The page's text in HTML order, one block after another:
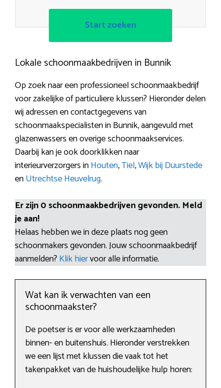
Start zoeken
Lokale schoonmaakbedrijven in Bunnik
Op zoek naar een professioneel schoonmaakbedrijf
voor zakelijke of particuliere klussen? Hieronder delen
wij adressen en contactgegevens van
schoonmaakspecialisten in Bunnik, aangevuld met
glazenwassers en overige schoonmaakservices.
Daarbij kan je ook doorklikken naar
interieurverzorgers inHouten,Tiel,Wijk bij Duurstede
enUtrechtse Heuvelrug.
Er zijn 0 schoonmaakbedrijven gevonden. Meld
je aan!
Helaas hebben we in deze plaats nog geen
schoonmakers gevonden. Jouw schoonmaakbedrijf
aanmelden? Klik hiervoor alle informatie.
Wat kan ik verwachten van een
schoonmaakster?
De poetser is er voor alle werkzaamheden
binnen- en buitenshuis. Hieronder verstrekken
we een lijst met klussen die vaak tot het
takenpakket van de huishoudelijke hulp horen: